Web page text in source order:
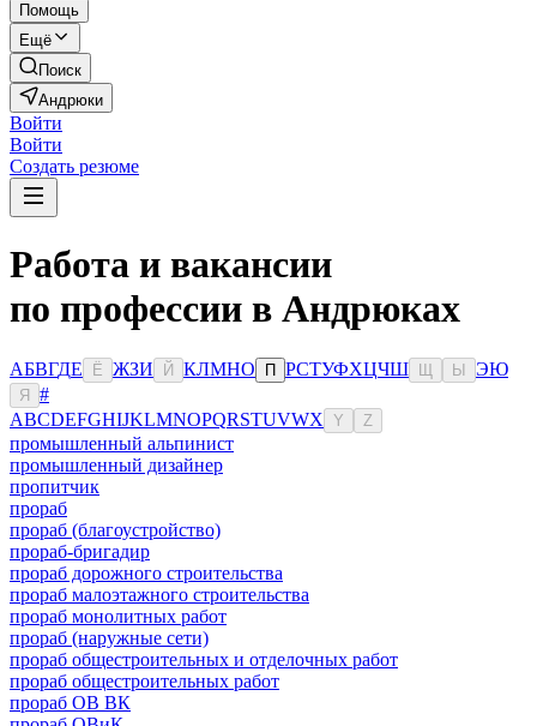
Помощь
Ещё
Поиск
Андрюки
Войти
Войти
Создать резюме
Работа и вакансии
по профессии в Андрюках
АБВГДЕ Ё ЖЗИ Й КЛМНО П РСТУФХЦЧШ Ы ЭЮ
Я
#
ABCDEFGHIJKLMNOPQRSTUVWX Y Z
промышленный альпинист
промышленный дизайнер
пропитчик
прораб
прораб (благоустройство)
прораб-бригадир
прораб дорожного строительства
прораб малоэтажного строительства
прораб монолитных работ
прораб (наружные сети)
прораб общестроительных и отделочных работ
прораб общестроительных работ
прораб ОВ ВК